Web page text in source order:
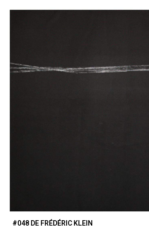
#048 DE FRÉDÉRIC KLEIN